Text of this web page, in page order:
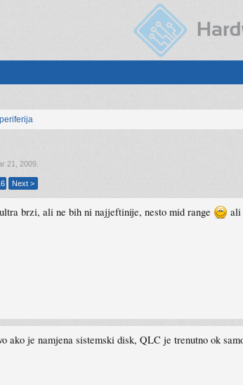
21, 2009
Next >
brzi, ali ne bih ni najjeftinije, nesto mid range ali
ako je namjena sistemski disk, QLC je trenutno ok